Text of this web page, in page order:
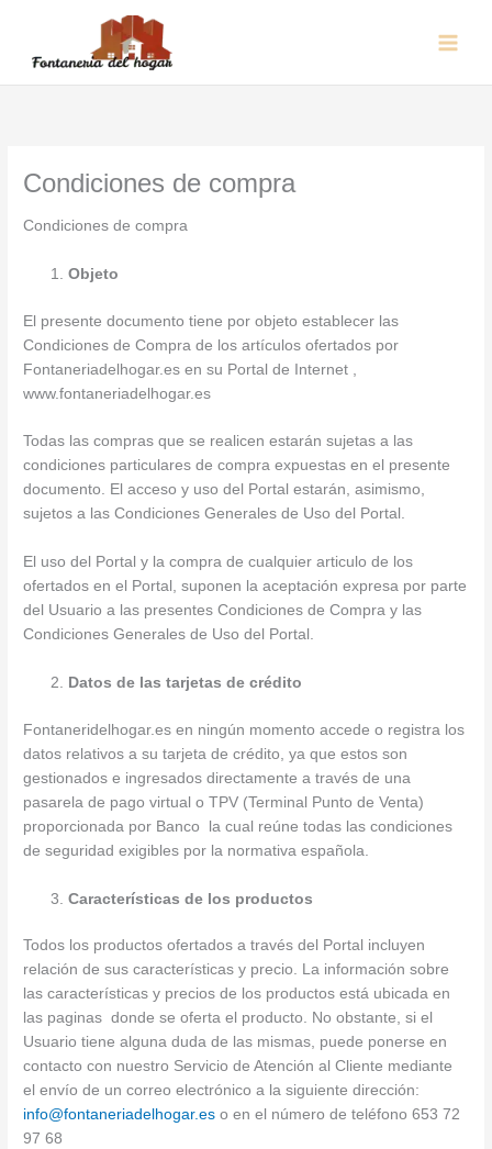
contenido
Menu
Condiciones de compra
Condiciones de compra
Objeto
El presente documento tiene por objeto establecer las
Condiciones de Compra de los artículos ofertados por
Fontaneriadelhogar.es en su Portal de Internet ,
www.fontaneriadelhogar.es
Todas las compras que se realicen estarán sujetas a las
condiciones particulares de compra expuestas en el presente
documento. El acceso y uso del Portal estarán, asimismo,
sujetos a las Condiciones Generales de Uso del Portal.
El uso del Portal y la compra de cualquier articulo de los
ofertados en el Portal, suponen la aceptación expresa por parte
del Usuario a las presentes Condiciones de Compra y las
Condiciones Generales de Uso del Portal.
Datos de las tarjetas de crédito
Fontaneridelhogar.es en ningún momento accede o registra los
datos relativos a su tarjeta de crédito, ya que estos son
gestionados e ingresados directamente a través de una
pasarela de pago virtual o TPV (Terminal Punto de Venta)
proporcionada por Banco la cual reúne todas las condiciones
de seguridad exigibles por la normativa española.
Características de los productos
Todos los productos ofertados a través del Portal incluyen
relación de sus características y precio. La información sobre
las características y precios de los productos está ubicada en
las paginas donde se oferta el producto. No obstante, si el
Usuario tiene alguna duda de las mismas, puede ponerse en
contacto con nuestro Servicio de Atención al Cliente mediante
el envío de un correo electrónico a la siguiente dirección:
info@fontaneriadelhogar.es o en el número de teléfono 653 72
97 68